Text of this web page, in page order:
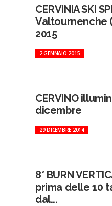
CERVINIA SKI
Valtournenche
2015
2 GENNAIO 2015
CERVINO
dicembre
29 DICEMBRE 2014
8° BURN
prima delle 10
dal...